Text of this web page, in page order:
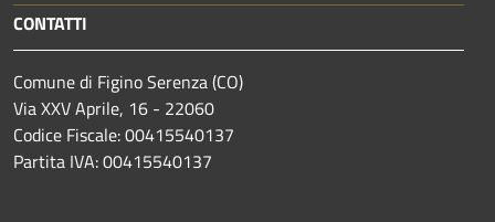
CONTATTI
Comune di Figino Serenza (CO)
Via XXV Aprile, 16 - 22060
Codice Fiscale: 00415540137
Partita IVA: 00415540137